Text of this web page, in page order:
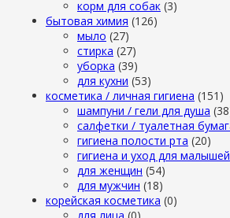
корм для собак (3)
бытовая химия (126)
мыло (27)
стирка (27)
уборка (39)
для кухни (53)
косметика / личная гигиена (151)
шампуни / гели для душа
салфетки / туалетная
гигиена полости рта (20)
гигиена и уход для малышей
для женщин (54)
для мужчин (18)
корейская косметика (0)